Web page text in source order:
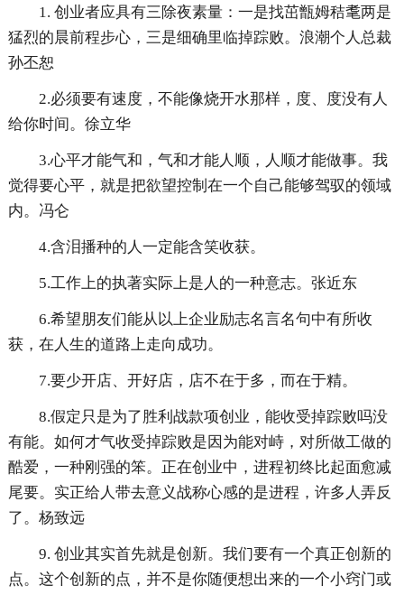
1. 创业者应具有三除夜素量：一是找茁甑姆秸耄两是
猛烈的晨前程步心，三是细确里临掉踪败。浪潮个人总裁
孙丕恕
2.必须要有速度，不能像烧开水那样，度、度没有人
给你时间。徐立华
3.心平才能气和，气和才能人顺，人顺才能做事。我
觉得要心平，就是把欲望控制在一个自己能够驾驭的领域
内。冯仑
4.含泪播种的人一定能含笑收获。
5.工作上的执著实际上是人的一种意志。张近东
6.希望朋友们能从以上企业励志名言名句中有所收
获，在人生的道路上走向成功。
7.要少开店、开好店，店不在于多，而在于精。
8.假定只是为了胜利战款项创业，能收受掉踪败吗没
有能。如何才气收受掉踪败是因为能对峙，对所做工做的
酷爱，一种刚强的笨。正在创业中，进程初终比起面愈减
尾要。实正给人带去意义战称心感的是进程，许多人弄反
了。杨致远
9. 创业其实首先就是创新。我们要有一个真正创新的
点。这个创新的点，并不是你随便想出来的一个小窍门或